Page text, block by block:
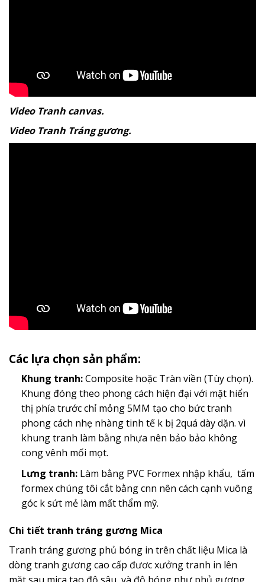
Video Tranh canvas.
Video Tranh Tráng gương.
Các lựa chọn sản phẩm:
Khung tranh:Composite hoặc Tràn viền (Tùy chọn).
Khung đóng theo phong cách hiện đại với mặt hiển
thị phía trước chỉ mỏng 5MM tạo cho bức tranh
phong cách nhẹ nhàng tinh tế k bị 2quá dày dặn. vì
khung tranh làm bằng nhựa nên bảo bảo không
cong vênh mối mọt.
Lưng tranh:Làm bằng PVC Formex nhập khẩu, tấm
formex chúng tôi cắt bằng cnn nên cách cạnh vuông
góc k sứt mẻ làm mất thẩm mỹ.
Chi tiết tranh tráng gương Mica
Tranh tráng gương phủ bóng in trên chất liệu Mica là
dòng tranh gương cao cấp đươc xưởng tranh in lên
mặt sau mica tạo độ sâu và độ bóng như phủ gương